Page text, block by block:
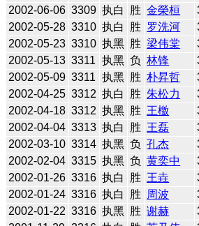
2002-06-06 3309 执白 胜 金榮桓
2002-05-28 3310 执白 胜 罗洗河
2002-05-23 3310 执黑 胜 梁伟棠
2002-05-13 3311 执黑 负 林锋
2002-05-09 3311 执黑 胜 朴昇哲
2002-04-25 3312 执白 胜 朱松力
2002-04-18 3312 执黑 胜 王檄
2002-04-04 3313 执白 胜 王磊
2002-03-10 3314 执黑 负 孔杰
2002-02-04 3315 执黑 负 黄奕中
2002-01-26 3316 执白 胜 王垚
2002-01-24 3316 执白 胜 周波
2002-01-22 3316 执黑 胜 谢赫